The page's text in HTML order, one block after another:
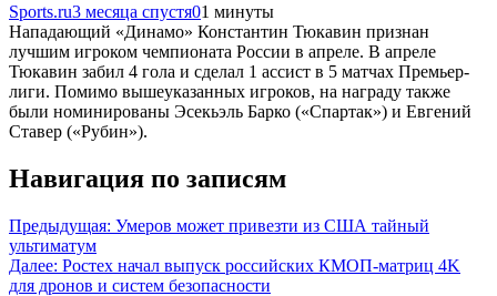
Sports.ru3 месяца спустя01 минуты
Нападающий «Динамо» Константин Тюкавин признан
лучшим игроком чемпионата России в апреле. В апреле
Тюкавин забил 4 гола и сделал 1 ассист в 5 матчах Премьер-
лиги. Помимо вышеуказанных игроков, на награду также
были номинированы Эсекьэль Барко («Спартак») и Евгений
Ставер («Рубин»).
Навигация по записям
Предыдущая: Умеров может привезти из США тайный
ультиматум
Далее: Ростех начал выпуск российских КМОП-матриц 4K
для дронов и систем безопасности